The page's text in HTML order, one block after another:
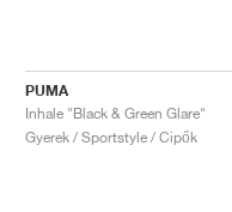
PUMA
Inhale "Black & Green Glare"
Gyerek / Sportstyle / Cipők